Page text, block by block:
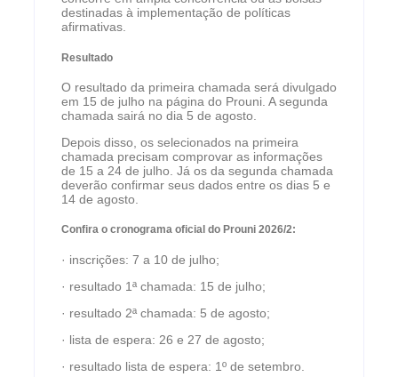
destinadas à implementação de políticas
afirmativas.
Resultado
O resultado da primeira chamada será divulgado
em 15 de julho na página do Prouni. A segunda
chamada sairá no dia 5 de agosto.
Depois disso, os selecionados na primeira
chamada precisam comprovar as informações
de 15 a 24 de julho. Já os da segunda chamada
deverão confirmar seus dados entre os dias 5 e
14 de agosto.
Confira o cronograma oficial do Prouni 2026/2:
· inscrições: 7 a 10 de julho;
· resultado 1ª chamada: 15 de julho;
· resultado 2ª chamada: 5 de agosto;
· lista de espera: 26 e 27 de agosto;
· resultado lista de espera: 1º de setembro.